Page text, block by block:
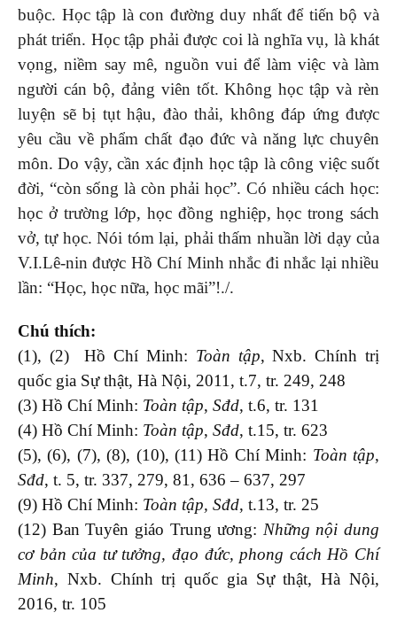
buộc. Học tập là con đường duy nhất để tiến bộ và
phát triển. Học tập phải được coi là nghĩa vụ, là khát
vọng, niềm say mê, nguồn vui để làm việc và làm
người cán bộ, đảng viên tốt. Không học tập và rèn
luyện sẽ bị tụt hậu, đào thải, không đáp ứng được
yêu cầu về phẩm chất đạo đức và năng lực chuyên
môn. Do vậy, cần xác định học tập là công việc suốt
đời, “còn sống là còn phải học”. Có nhiều cách học:
học ở trường lớp, học đồng nghiệp, học trong sách
vở, tự học. Nói tóm lại, phải thấm nhuần lời dạy của
V.I.Lê-nin được Hồ Chí Minh nhắc đi nhắc lại nhiều
lần: “Học, học nữa, học mãi”!./.
Chú thích:
(1), (2) Hồ Chí Minh: Toàn tập, Nxb. Chính trị
quốc gia Sự thật, Hà Nội, 2011, t.7, tr. 249, 248
(3) Hồ Chí Minh: Toàn tập, Sđd, t.6, tr. 131
(4) Hồ Chí Minh: Toàn tập, Sđd, t.15, tr. 623
(5), (6), (7), (8), (10), (11) Hồ Chí Minh: Toàn tập,
Sđd, t. 5, tr. 337, 279, 81, 636 – 637, 297
(9) Hồ Chí Minh: Toàn tập, Sđd, t.13, tr. 25
(12) Ban Tuyên giáo Trung ương: Những nội dung
cơ bản của tư tưởng, đạo đức, phong cách Hồ Chí
Minh, Nxb. Chính trị quốc gia Sự thật, Hà Nội,
2016, tr. 105